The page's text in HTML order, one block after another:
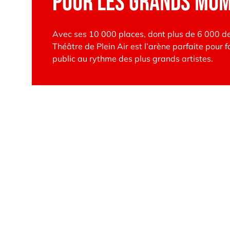
Avec ses 10 000 places, dont plus de 6 000
Théâtre de Plein Air est l’arène parfaite pour
public au rythme des plus grands artistes.